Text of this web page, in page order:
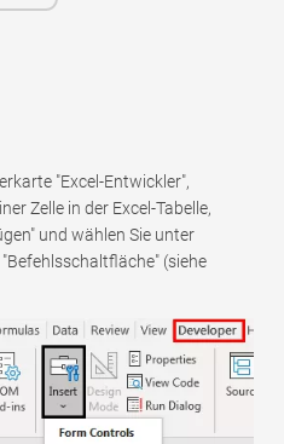
"Excel-Entwickler",
Zelle in der Excel-Tabelle,
und wählen Sie unter
(siehe